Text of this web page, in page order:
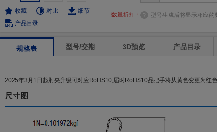
收藏 对比
细节
产品目录
数量折扣： 型号生成后将显示相应的
规格表 型号/交期 3D预览 产品目录
2025年3月1日起肘夹升级可对应RoHS10,届时RoHS10品把手将从黄色变更为红
尺寸图